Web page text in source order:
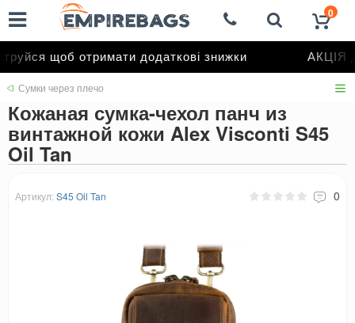
щоб отримати додаткові знижки АКЦІЯ
0
Сумки через плечо
Кожаная сумка-чехол панч из
винтажной кожи Alex Visconti S45
Oil Tan
Артикул: S45 Oil Tan 0